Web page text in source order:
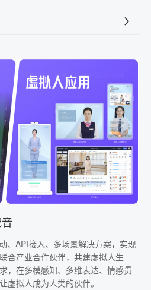
、API接入、多场景解决方案，实现
合产业合作伙伴，共建虚拟人生
，在多模感知、多维表达、情感贯
虚拟人成为人类的伙伴。